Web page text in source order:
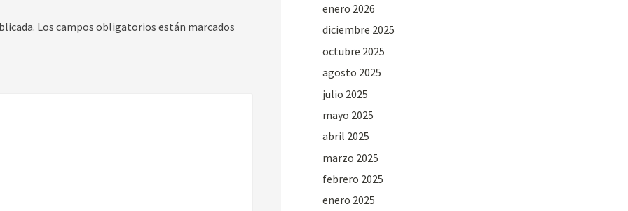
Los campos obligatorios están marcados
enero 2026
diciembre 2025
octubre 2025
agosto 2025
julio 2025
mayo 2025
abril 2025
marzo 2025
febrero 2025
enero 2025